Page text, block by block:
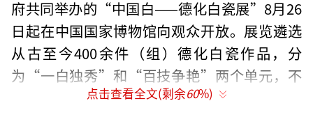
府共同举办的“中国白——德化白瓷展”8月26
日起在中国国家博物馆向观众开放。展览遴选
从古至今400余件（组）德化白瓷作品，分
为“一白独秀”和“百技争艳”两个单元，不
仅包括“何朝宗”款观音像、“筍江山人”款
点击查看全文(剩余60%)